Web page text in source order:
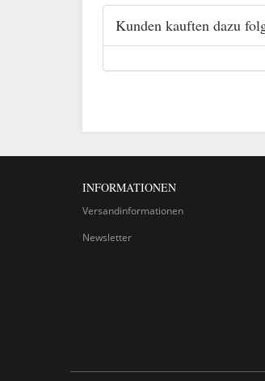
Kunden kauften dazu
INFORMATIONEN
Versandinformationen
Newsletter